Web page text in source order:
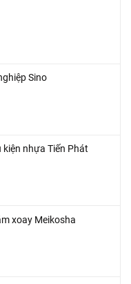
Sino
nhựa Tiến Phát
xoay Meikosha